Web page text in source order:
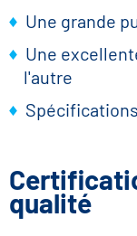
Une grande
Une
l'autre
qualité